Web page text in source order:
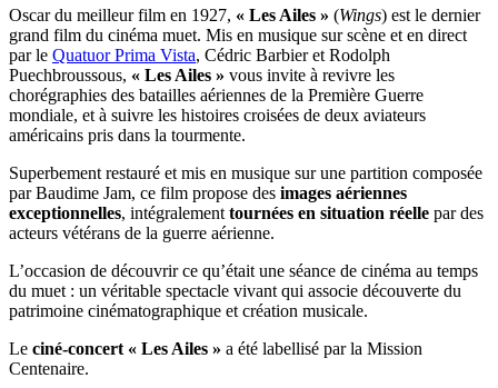
Oscar du meilleur film en 1927, « Les Ailes » (Wings) est le dernier
grand film du cinéma muet. Mis en musique sur scène et en direct
par le Quatuor Prima Vista, Cédric Barbier et Rodolph
Puechbroussous, « Les Ailes » vous invite à revivre les
chorégraphies des batailles aériennes de la Première Guerre
mondiale, et à suivre les histoires croisées de deux aviateurs
américains pris dans la tourmente.
Superbement restauré et mis en musique sur une partition composée
par Baudime Jam, ce film propose des images aériennes
exceptionnelles, intégralement tournées en situation réelle par des
acteurs vétérans de la guerre aérienne.
L’occasion de découvrir ce qu’était une séance de cinéma au temps
du muet : un véritable spectacle vivant qui associe découverte du
patrimoine cinématographique et création musicale.
Le ciné-concert « Les Ailes » a été labellisé par la Mission
Centenaire.